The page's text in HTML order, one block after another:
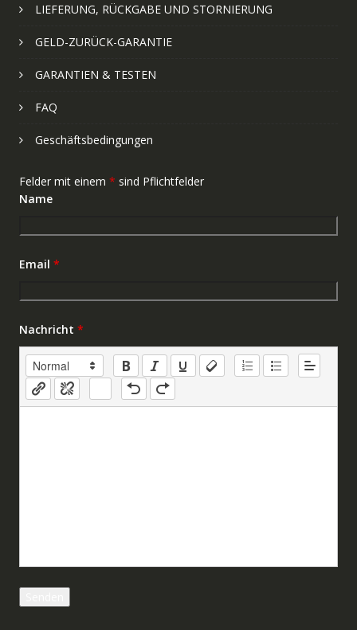
LIEFERUNG, RÜCKGABE UND STORNIERUNG
GELD-ZURÜCK-GARANTIE
GARANTIEN & TESTEN
FAQ
Geschäftsbedingungen
Felder mit einem * sind Pflichtfelder
Name
Email *
Nachricht *